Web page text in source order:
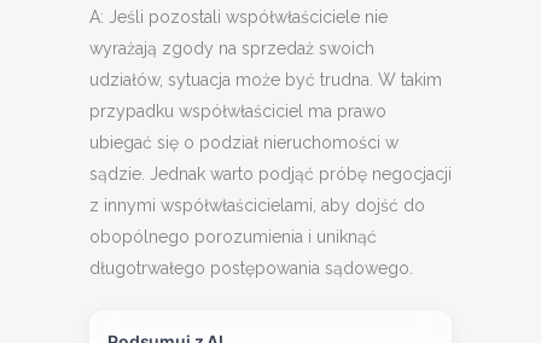
A: Jeśli pozostali współwłaściciele nie
wyrażają zgody na sprzedaż swoich
udziałów, sytuacja może być trudna. W takim
przypadku współwłaściciel ma prawo
ubiegać się o podział nieruchomości w
sądzie. Jednak warto podjąć próbę negocjacji
z innymi współwłaścicielami, aby dojść do
obopólnego porozumienia i uniknąć
długotrwałego postępowania sądowego.